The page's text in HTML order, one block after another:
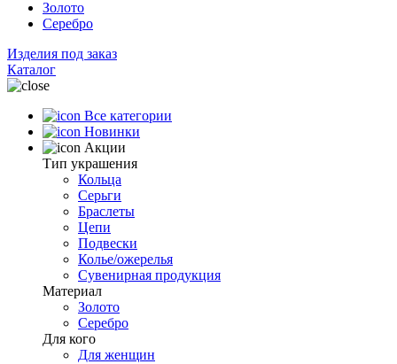
Золото
Серебро
Изделия под заказ
Каталог
Все категории
Новинки
Акции
Тип украшения
Кольца
Серьги
Браслеты
Цепи
Подвески
Колье/ожерелья
Сувенирная продукция
Материал
Золото
Серебро
Для кого
Для женщин